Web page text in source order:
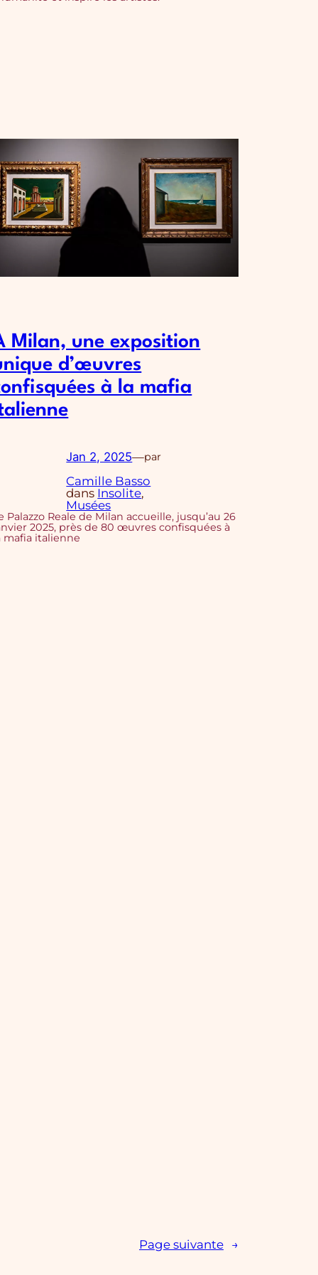
Milan, une exposition
d’œuvres
à la mafia
Jan 2, 2025—par
Camille Basso
dans Insolite
Musées
Palazzo Reale de Milan accueille, jusqu’au 26
2025, près de 80 œuvres confisquées à
mafia italienne
Page suivante →